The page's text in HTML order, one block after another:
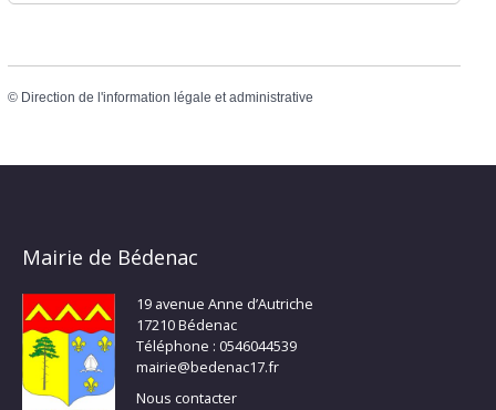
© Direction de l'information légale et administrative
Mairie de Bédenac
19 avenue Anne d’Autriche
17210 Bédenac
Téléphone : 0546044539
mairie@bedenac17.fr
Nous contacter